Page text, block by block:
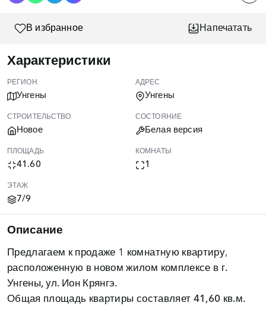
В избранное Напечатать
Характеристики
РЕГИОН
Унгены
АДРЕС
Унгены
СТРОИТЕЛЬСТВО
Новое
СОСТОЯНИЕ
Белая версия
ПЛОЩАДЬ
41.60
КОМНАТЫ
1
ЭТАЖ
7/9
Описание
Предлагаем к продаже 1 комнатную квартиру,
расположенную в новом жилом комплексе в г.
Унгены, ул. Ион Крянгэ.
Общая площадь квартиры составляет 41,60 кв.м.